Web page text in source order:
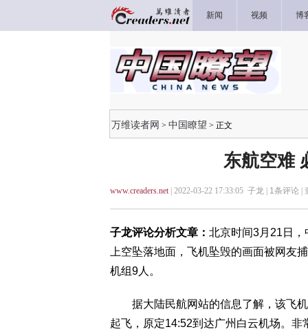
新闻 视频 博
万维读者网 > 中国瞭望 > 正文
东航空难
www.creaders.net| 2022-03-22 17:33:05 子龙 | 1条评论 |
子龙评论分析文章： 北京时间3月21日
上空坠落地面，飞机坠毁的画面被网友
机组9人。
据大陆民航网站的信息了解，该飞机
起飞，原定14:52到达广州白云机场。